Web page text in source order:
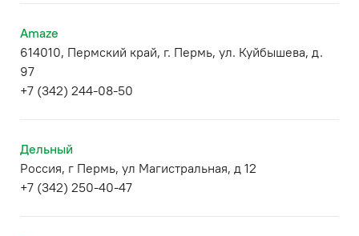
Amaze
614010, Пермский край, г. Пермь, ул. Куйбышева, д.
97
+7 (342) 244-08-50
Дельный
Россия, г Пермь, ул Магистральная, д 12
+7 (342) 250-40-47